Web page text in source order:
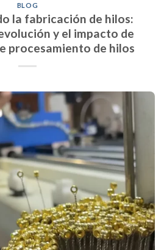
BLOG
la fabricación de hilos:
y el impacto de
procesamiento de hilos